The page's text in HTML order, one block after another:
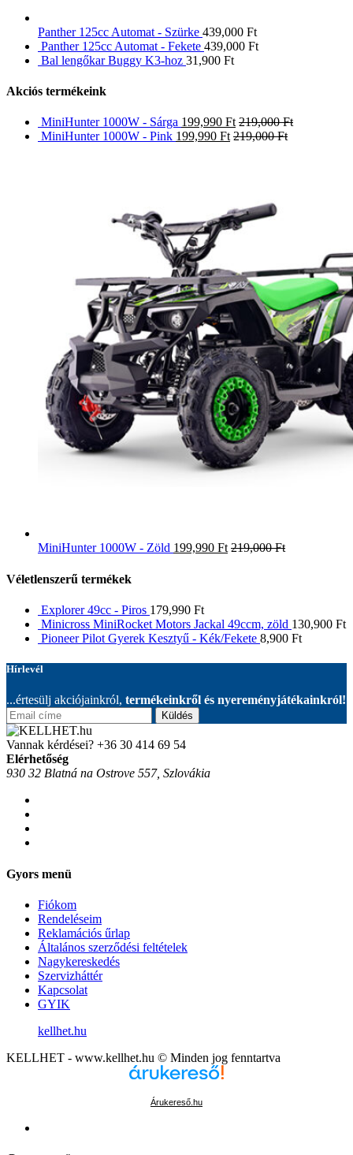
Panther 125cc Automat - Szürke 439,000 Ft
Panther 125cc Automat - Fekete 439,000 Ft
Bal lengőkar Buggy K3-hoz 31,900 Ft
Akciós termékeink
MiniHunter 1000W - Sárga 199,990 Ft 219,000Ft
MiniHunter 1000W - Pink 199,990 Ft 219,000Ft
MiniHunter 1000W - Zöld 199,990 Ft 219,000Ft
Véletlenszerű termékek
Explorer 49cc - Piros 179,990 Ft
Minicross MiniRocket Motors Jackal 49ccm, zöld 130,900 Ft
Pioneer Pilot Gyerek Kesztyű - Kék/Fekete 8,900 Ft
Hírlevél
...értesülj akciójainkról, termékeinkről és nyereményjátékainkról!
Küldés
Vannak kérdései? +36 30 414 69 54
Elérhetőség
930 32 Blatná na Ostrove 557, Szlovákia
Gyors menü
Fiókom
Rendeléseim
Reklamációs űrlap
Általános szerződési feltételek
Nagykereskedés
Szervizháttér
Kapcsolat
GYIK
kellhet.hu
KELLHET - www.kellhet.hu © Minden jog fenntartva
Árukereső.hu